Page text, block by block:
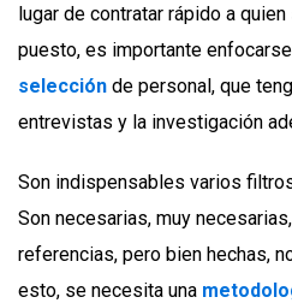
lugar de contratar rápido a
puesto, es importante
selección de personal, que
entrevistas y la investigación
Son indispensables varios
Son necesarias, muy
referencias, pero bien hechas,
esto, se necesita una